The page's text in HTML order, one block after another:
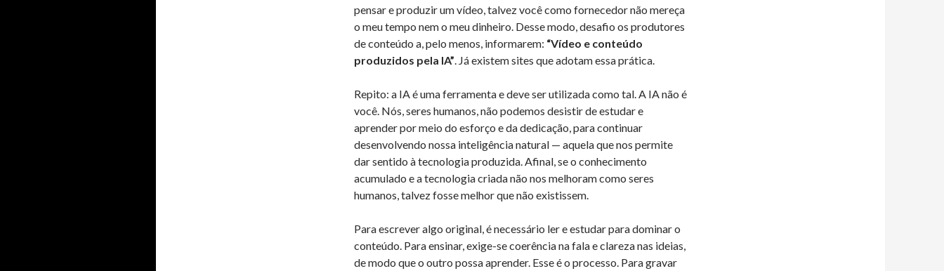
pensar e produzir um vídeo, talvez você como fornecedor não mereça
o meu tempo nem o meu dinheiro. Desse modo, desafio os produtores
de conteúdo a, pelo menos, informarem: “Vídeo e conteúdo
produzidos pela IA”. Já existem sites que adotam essa prática.
Repito: a IA é uma ferramenta e deve ser utilizada como tal. A IA não é
você. Nós, seres humanos, não podemos desistir de estudar e
aprender por meio do esforço e da dedicação, para continuar
desenvolvendo nossa inteligência natural — aquela que nos permite
dar sentido à tecnologia produzida. Afinal, se o conhecimento
acumulado e a tecnologia criada não nos melhoram como seres
humanos, talvez fosse melhor que não existissem.
Para escrever algo original, é necessário ler e estudar para dominar o
conteúdo. Para ensinar, exige-se coerência na fala e clareza nas ideias,
de modo que o outro possa aprender. Esse é o processo. Para gravar